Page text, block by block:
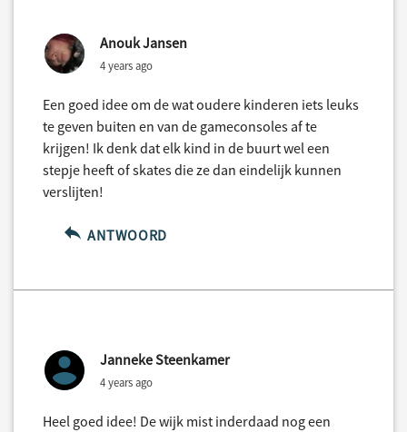
Anouk Jansen
4 years ago
Een goed idee om de wat oudere kinderen iets leuks
te geven buiten en van de gameconsoles af te
krijgen! Ik denk dat elk kind in de buurt wel een
stepje heeft of skates die ze dan eindelijk kunnen
verslijten!
ANTWOORD
Janneke Steenkamer
4 years ago
Heel goed idee! De wijk mist inderdaad nog een